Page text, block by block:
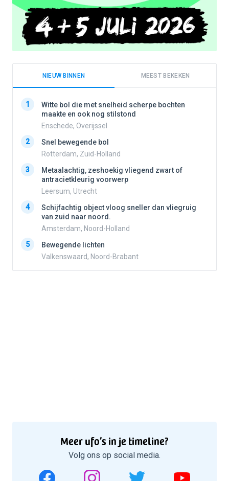
NIEUW BINNEN MEEST BEKEKEN
1
Witte bol die met snelheid scherpe bochten
maakte en ook nog stilstond
Enschede, Overijssel
2
Snel bewegende bol
Rotterdam, Zuid-Holland
3
Metaalachtig, zeshoekig vliegend zwart of
antracietkleurig voorwerp
Leersum, Utrecht
4
Schijfachtig object vloog sneller dan vliegruig
van zuid naar noord.
Amsterdam, Noord-Holland
5
Bewegende lichten
Valkenswaard, Noord-Brabant
Meer ufo’s in je timeline?
Volg ons op social media.